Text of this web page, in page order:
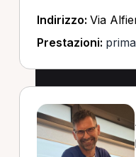
Indirizzo: Via
Prestazioni: